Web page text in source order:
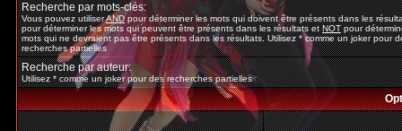
Recherche par mots-clés:
Vous pouvez utiliserANDpour déterminer les mots qui doivent être présents dans les
pour déterminer les mots qui peuvent être présents dans les résultats etNOTpour
mots qui ne devraient pas être présents dans les résultats. Utilisez * comme un joker pour
recherches partielles
Recherche par auteur:
Utilisez * comme un joker pour des recherches partielles